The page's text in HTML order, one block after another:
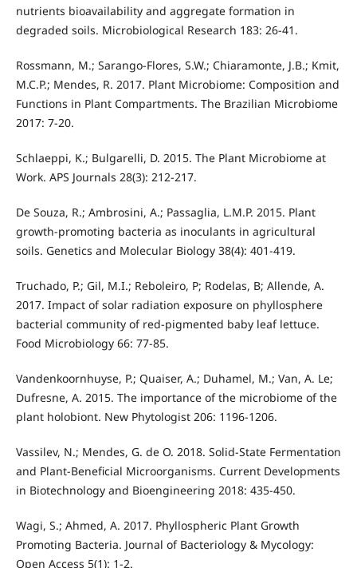
nutrients bioavailability and aggregate formation in
degraded soils. Microbiological Research 183: 26-41.
Rossmann, M.; Sarango-Flores, S.W.; Chiaramonte, J.B.; Kmit,
M.C.P.; Mendes, R. 2017. Plant Microbiome: Composition and
Functions in Plant Compartments. The Brazilian Microbiome
2017: 7-20.
Schlaeppi, K.; Bulgarelli, D. 2015. The Plant Microbiome at
Work. APS Journals 28(3): 212-217.
De Souza, R.; Ambrosini, A.; Passaglia, L.M.P. 2015. Plant
growth-promoting bacteria as inoculants in agricultural
soils. Genetics and Molecular Biology 38(4): 401-419.
Truchado, P.; Gil, M.I.; Reboleiro, P; Rodelas, B; Allende, A.
2017. Impact of solar radiation exposure on phyllosphere
bacterial community of red-pigmented baby leaf lettuce.
Food Microbiology 66: 77-85.
Vandenkoornhuyse, P.; Quaiser, A.; Duhamel, M.; Van, A. Le;
Dufresne, A. 2015. The importance of the microbiome of the
plant holobiont. New Phytologist 206: 1196-1206.
Vassilev, N.; Mendes, G. de O. 2018. Solid-State Fermentation
and Plant-Beneficial Microorganisms. Current Developments
in Biotechnology and Bioengineering 2018: 435-450.
Wagi, S.; Ahmed, A. 2017. Phyllospheric Plant Growth
Promoting Bacteria. Journal of Bacteriology & Mycology:
Open Access 5(1): 1-2.